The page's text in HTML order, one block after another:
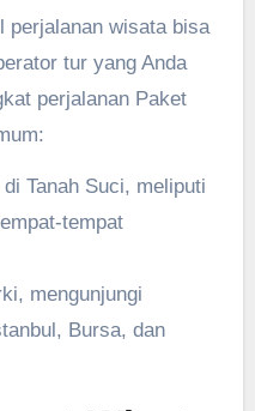
perjalanan wisata bisa
tur yang Anda
perjalanan Paket
Tanah Suci, meliputi
tempat
mengunjungi
Bursa, dan